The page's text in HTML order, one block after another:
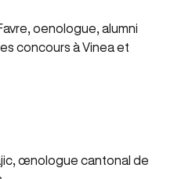
oenologue, alumni
concours à Vinea et
œnologue cantonal de